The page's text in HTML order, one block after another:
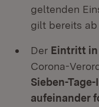
geltenden
gilt bereits ab
Der Eintritt in
Corona-
Sieben-
aufeinander